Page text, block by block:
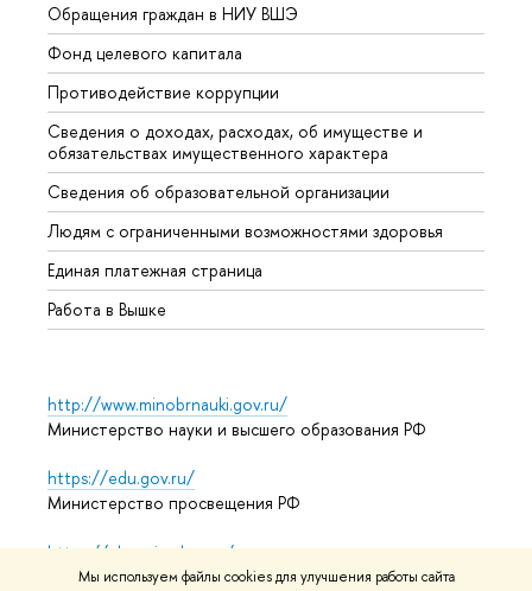
Мы используем файлы cookies для улучшения работы сайта
Обращения граждан в НИУ ВШЭ
Фонд целевого капитала
Противодействие коррупции
Сведения о доходах, расходах, об имуществе и
обязательствах имущественного характера
Сведения об образовательной организации
Людям с ограниченными возможностями здоровья
Единая платежная страница
Работа в Вышке
http://www.minobrnauki.gov.ru/
Министерство науки и высшего образования РФ
https://edu.gov.ru/
Министерство просвещения РФ
https://elearning.hse.ru/mooc
Массовые открытые онлайн-курсы